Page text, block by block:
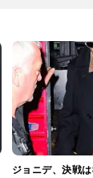
ジョニデ、決戦